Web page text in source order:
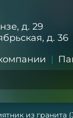
д. 29
д. 36
из гранита